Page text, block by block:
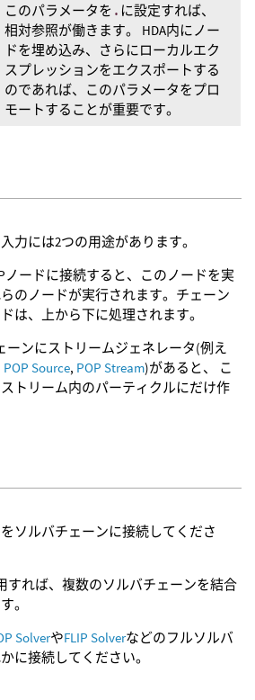
このパラメータを . に設定すれば、
相対参照が働きます。 HDA内にノー
ドを埋め込み、さらにローカルエク
スプレッションをエクスポートする
のであれば、このパラメータをプロ
モートすることが重要です。
力には2つの用途があります。
ノードに接続すると、このノードを実
のノードが実行されます。チェーン
は、上から下に処理されます。
ーンにストリームジェネレータ(例え
POP Source, POP Stream)があると、 こ
トリーム内のパーティクルにだけ作
ソルバチェーンに接続してくださ
すれば、複数のソルバチェーンを結合
。
SolverやFLIP Solverなどのフルソルバ
に接続してください。